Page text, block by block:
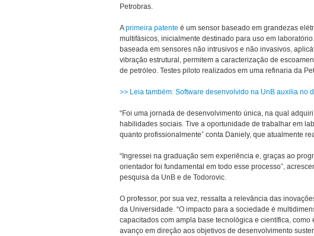
Petrobras.
Aprimeira patente é um sensor baseado em grandezas
multifásicos, inicialmente destinado para uso em
baseada em sensores não intrusivos e não invasivos,
vibração estrutural, permitem a caracterização de
de petróleo. Testes piloto realizados em uma refinaria da
>> Leia também: Software desenvolvido na UnB auxilia no
“Foi uma jornada de desenvolvimento única, na qual
habilidades sociais. Tive a oportunidade de trabalhar em
quanto profissionalmente” conta Daniely, que atualmente
“Ingressei na graduação sem experiência e, graças ao
orientador foi fundamental em todo esse processo”,
pesquisa da UnB e de Todorovic.
O professor, por sua vez, ressalta a relevância das
da Universidade. “O impacto para a sociedade é
capacitados com ampla base tecnológica e científica,
avanço em direção aos objetivos de desenvolvimento